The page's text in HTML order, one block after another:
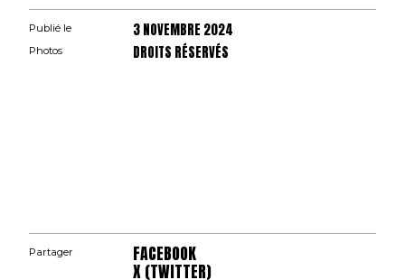
Publié le 3 NOVEMBRE 2024
Photos DROITS RÉSERVÉS
Partager FACEBOOK
X (TWITTER)